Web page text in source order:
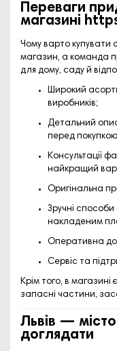
Переваги
магазині
Чому варто купувати
магазин, а команда
для дому, саду й
Широкий
виробників;
Детальний
перед
Консультації
найкращий
Оригінальна
Зручні
накладеним
Оперативна
Сервіс та
Крім того, в магазині
запасні частини,
Львів — місто
доглядати